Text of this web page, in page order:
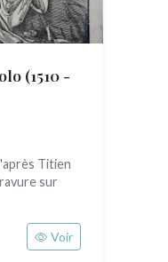
(1510 -
Titien
sur
Voir